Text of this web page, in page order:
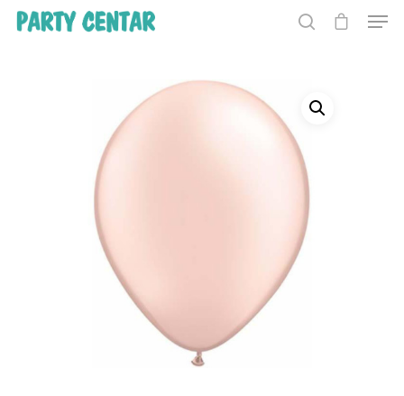
Hit enter to search or ESC to close